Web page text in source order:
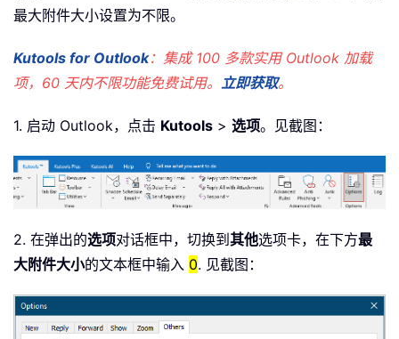
最大附件大小设置为不限。
Kutools for Outlook：集成 100 多款实用 Outlook 加载
项，60 天内不限功能免费试用。 立即获取。
1. 启动 Outlook，点击 Kutools > 选项。见截图：
2. 在弹出的选项对话框中，切换到其他选项卡，在下方最
大附件大小的文本框中输入 0. 见截图：